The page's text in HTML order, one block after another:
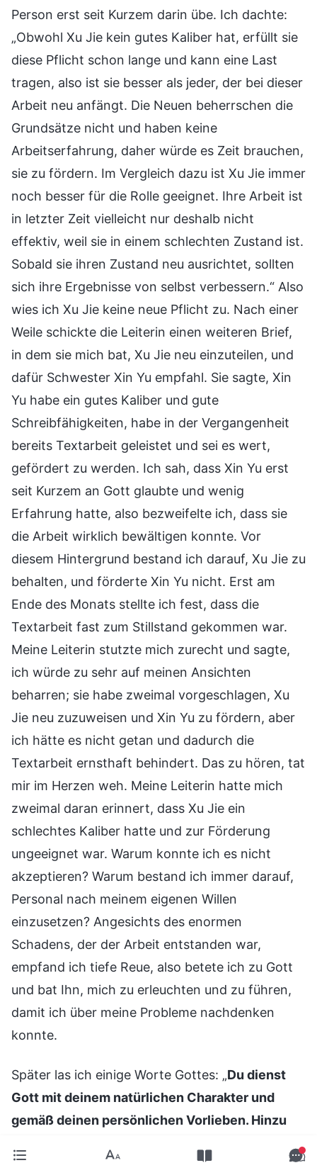
Person erst seit Kurzem darin übe. Ich dachte:
„Obwohl Xu Jie kein gutes Kaliber hat, erfüllt sie
diese Pflicht schon lange und kann eine Last
tragen, also ist sie besser als jeder, der bei dieser
Arbeit neu anfängt. Die Neuen beherrschen die
Grundsätze nicht und haben keine
Arbeitserfahrung, daher würde es Zeit brauchen,
sie zu fördern. Im Vergleich dazu ist Xu Jie immer
noch besser für die Rolle geeignet. Ihre Arbeit ist
in letzter Zeit vielleicht nur deshalb nicht
effektiv, weil sie in einem schlechten Zustand ist.
Sobald sie ihren Zustand neu ausrichtet, sollten
sich ihre Ergebnisse von selbst verbessern.“ Also
wies ich Xu Jie keine neue Pflicht zu. Nach einer
Weile schickte die Leiterin einen weiteren Brief,
in dem sie mich bat, Xu Jie neu einzuteilen, und
dafür Schwester Xin Yu empfahl. Sie sagte, Xin
Yu habe ein gutes Kaliber und gute
Schreibfähigkeiten, habe in der Vergangenheit
bereits Textarbeit geleistet und sei es wert,
gefördert zu werden. Ich sah, dass Xin Yu erst
seit Kurzem an Gott glaubte und wenig
Erfahrung hatte, also bezweifelte ich, dass sie
die Arbeit wirklich bewältigen konnte. Vor
diesem Hintergrund bestand ich darauf, Xu Jie zu
behalten, und förderte Xin Yu nicht. Erst am
Ende des Monats stellte ich fest, dass die
Textarbeit fast zum Stillstand gekommen war.
Meine Leiterin stutzte mich zurecht und sagte,
ich würde zu sehr auf meinen Ansichten
beharren; sie habe zweimal vorgeschlagen, Xu
Jie neu zuzuweisen und Xin Yu zu fördern, aber
ich hätte es nicht getan und dadurch die
Textarbeit ernsthaft behindert. Das zu hören, tat
mir im Herzen weh. Meine Leiterin hatte mich
zweimal daran erinnert, dass Xu Jie ein
schlechtes Kaliber hatte und zur Förderung
ungeeignet war. Warum konnte ich es nicht
akzeptieren? Warum bestand ich immer darauf,
Personal nach meinem eigenen Willen
einzusetzen? Angesichts des enormen
Schadens, der der Arbeit entstanden war,
empfand ich tiefe Reue, also betete ich zu Gott
und bat Ihn, mich zu erleuchten und zu führen,
damit ich über meine Probleme nachdenken
konnte.
Später las ich einige Worte Gottes: „Du dienst
Gott mit deinem natürlichen Charakter und
gemäß deinen persönlichen Vorlieben. Hinzu
bereit bist zu tun, seien das, was Gott erfreut,